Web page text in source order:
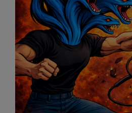
Filme, Dresden-